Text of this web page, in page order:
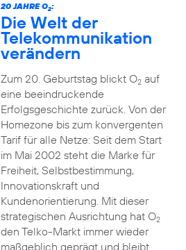
20 JAHRE O2:
Die Welt der
Telekommunikation
verändern
Zum 20. Geburtstag blickt O2auf
eine beeindruckende
Erfolgsgeschichte zurück. Von der
Homezone bis zum konvergenten
Tarif für alle Netze: Seit dem Start
im Mai 2002 steht die Marke für
Freiheit, Selbstbestimmung,
Innovationskraft und
Kundenorientierung. Mit dieser
strategischen Ausrichtung hat O2
den Telko-Markt immer wieder
maßgeblich geprägt und bleibt